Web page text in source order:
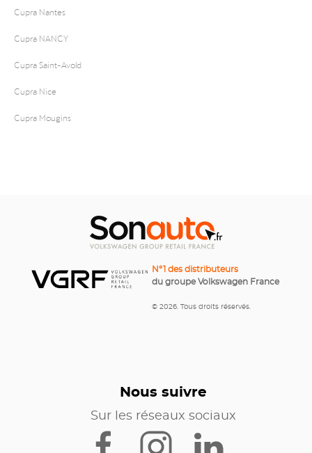
Cupra Nantes
Cupra NANCY
Cupra Saint-Avold
Cupra Nice
Cupra Mougins
N°1 des distributeurs
du groupe Volkswagen France
© 2026. Tous droits réservés.
Nous suivre
Sur les réseaux sociaux